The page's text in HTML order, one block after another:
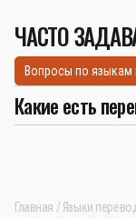
ЧАСТО
Вопросы по языкам
Какие есть
Главная Языки